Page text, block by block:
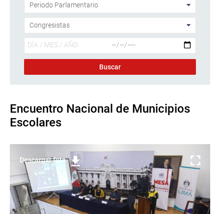
Encuentro Nacional de Municipios
Escolares
Descargar foto